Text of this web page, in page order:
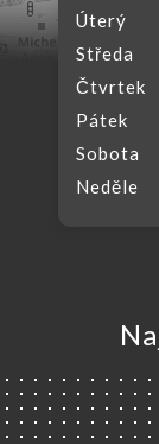
Úterý
Středa
Čtvrtek
Pátek
Sobota
Neděle